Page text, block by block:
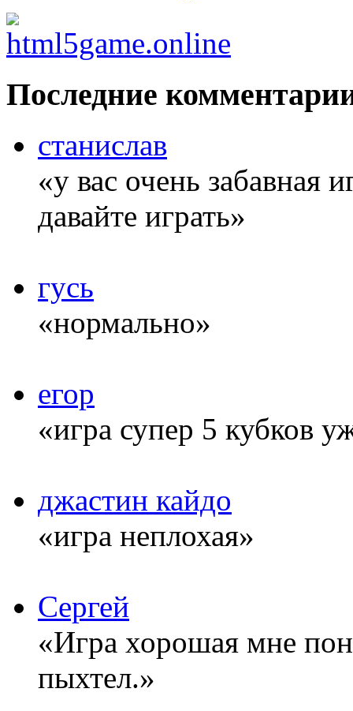
Последние
станислав
«у вас очень забавная
давайте играть»
гусь
«нормально»
егор
«игра супер 5 кубков
джастин кайдо
«игра неплохая»
Сергей
«Игра хорошая мне
пыхтел.»